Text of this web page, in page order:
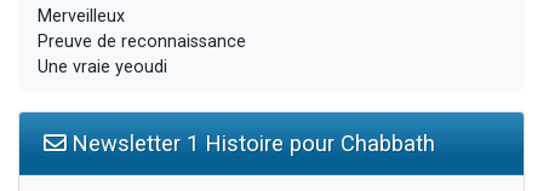
Merveilleux
Preuve de reconnaissance
Une vraie yeoudi
Newsletter 1 Histoire pour Chabbath